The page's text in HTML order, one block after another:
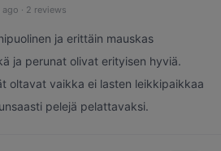
ago · 2 reviews
ja erittäin mauskas
ja perunat olivat erityisen hyviä.
oltavat vaikka ei lasten leikkipaikkaa
pelejä pelattavaksi.